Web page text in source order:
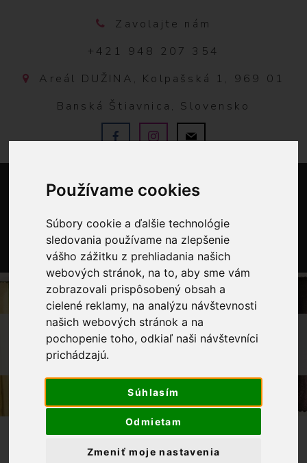
Používame cookies
Súbory cookie a ďalšie technológie
sledovania používame na zlepšenie
vášho zážitku z prehliadania našich
webových stránok, na to, aby sme vám
zobrazovali prispôsobený obsah a
cielené reklamy, na analýzu návštevnosti
našich webových stránok a na
pochopenie toho, odkiaľ naši návštevníci
prichádzajú.
Súhlasím
Odmietam
Zmeniť moje nastavenia
Zavolajte nám
+421 948 207 354
Areál DUŽINA, Kolpašská 1, 969 01
Banská Štiavnica, Slovensko
0
OBCHOD GALANTÉRIA
JAZDEC NA ŠPIRÁLOVÝ ZIPS 5MM -